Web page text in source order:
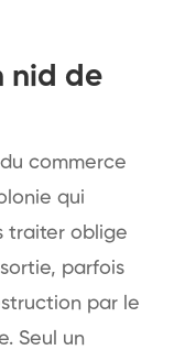
nid de
commerce
qui
traiter oblige
parfois
par le
Seul un